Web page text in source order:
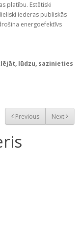
platību. Estētiski
iederas publiskās
energoefektīvs
lūdzu, sazinieties
Previous Next